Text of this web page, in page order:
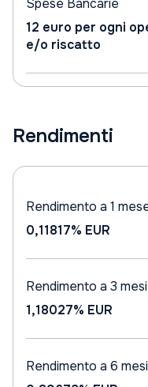
Spese Bancarie
12 euro per ogni
e/o riscatto
Rendimenti
Rendimento a 1
0,11817% EUR
Rendimento a 3 mesi
1,18027% EUR
Rendimento a 6 mesi